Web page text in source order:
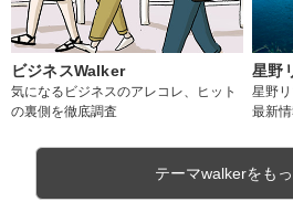
ビジネスWalker
気になるビジネスのアレコレ、ヒット
の裏側を徹底調査
星野
星野
最新
テーマwalkerをも